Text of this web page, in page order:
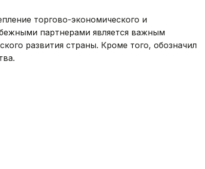
торгово-экономического и
партнерами является важным
развития страны. Кроме того, обозначил